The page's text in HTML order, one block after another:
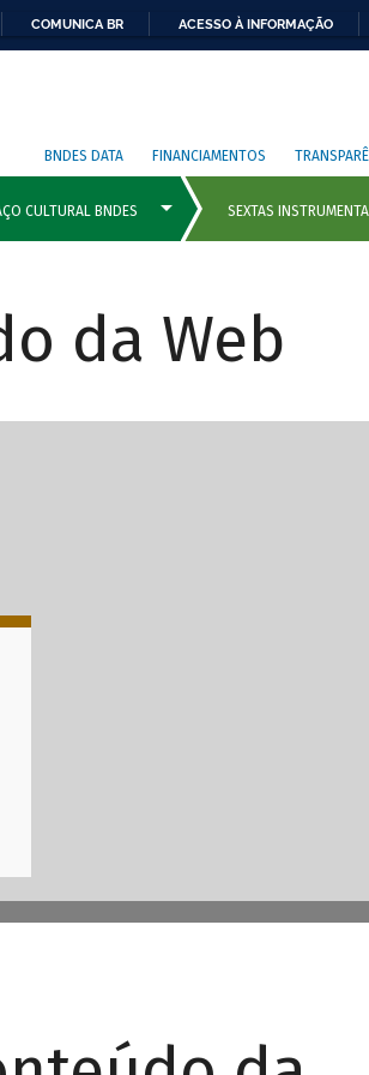
COMUNICA BR ACESSO À INFORMAÇÃO
BNDES DATA FINANCIAMENTOS
da Web